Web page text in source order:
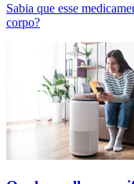
Sabia que esse
corpo?